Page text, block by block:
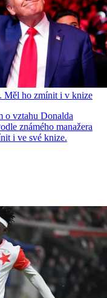
Měl ho zmínit i v knize
o vztahu Donalda
známého manažera
i ve své knize.